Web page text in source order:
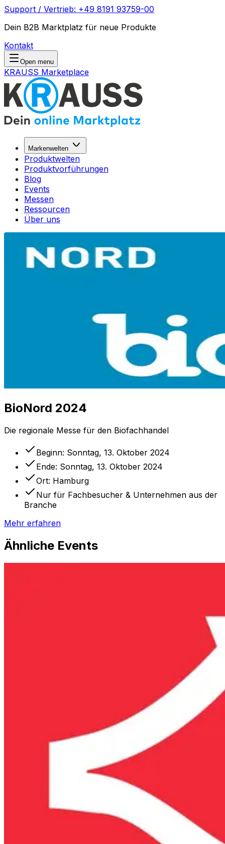
Support / Vertrieb: +49 8191 93759-00
Dein B2B Marktplatz für neue Produkte
Kontakt
Open menu
KRAUSS Marketplace
Markenwelten
Produktwelten
Produktvorführungen
Blog
Events
Messen
Ressourcen
Über uns
BioNord 2024
Die regionale Messe für den Biofachhandel
Beginn: Sonntag, 13. Oktober 2024
Ende: Sonntag, 13. Oktober 2024
Ort: Hamburg
Nur für Fachbesucher & Unternehmen aus der
Branche
Mehr erfahren
Ähnliche Events